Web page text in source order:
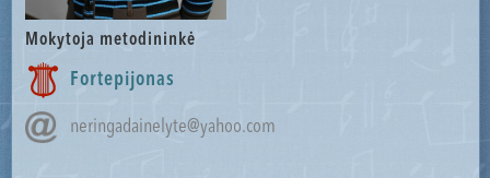
Mokytoja metodininkė
Fortepijonas
neringadainelyte@yahoo.com